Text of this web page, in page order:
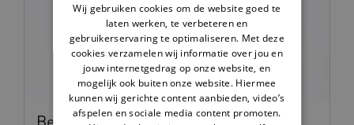
Wij gebruiken cookies om de website goed te
laten werken, te verbeteren en
gebruikerservaring te optimaliseren. Met deze
cookies verzamelen wij informatie over jou en
jouw internetgedrag op onze website, en
mogelijk ook buiten onze website. Hiermee
kunnen wij gerichte content aanbieden, video’s
afspelen en sociale media content promoten.